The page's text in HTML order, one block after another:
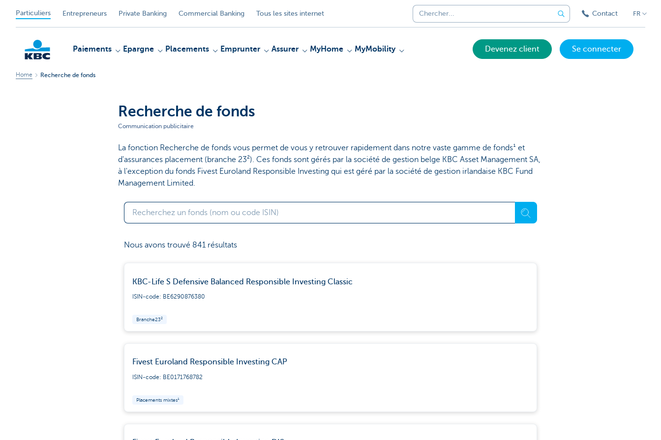
Particuliers Entrepreneurs Private Banking Commercial Banking Tous les sites internet Contact FR
Paiements Epargne Placements Emprunter Assurer MyHome MyMobility Devenez client Se connecter
Home Recherche de fonds
Recherche de fonds
Communication publicitaire
La fonction Recherche de fonds vous permet de vous y retrouver rapidement dans notre vaste gamme de fonds¹ et
d'assurances placement (branche 23²). Ces fonds sont gérés par la société de gestion belge KBC Asset Management SA,
à l'exception du fonds Fivest Euroland Responsible Investing qui est géré par la société de gestion irlandaise KBC Fund
Management Limited.
Nous avons trouvé 841 résultats
KBC-Life S Defensive Balanced Responsible Investing Classic
ISIN-code: BE6290876380
Branche23²
Fivest Euroland Responsible Investing CAP
ISIN-code: BE0171768782
Placements mixtes¹